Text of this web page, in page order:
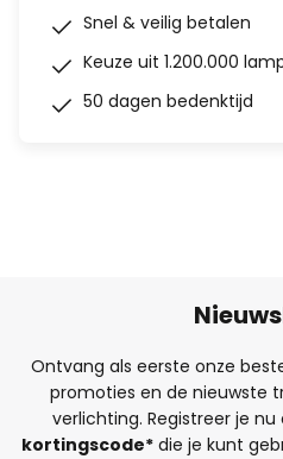
Snel & veilig betalen
Keuze uit 1.200.000
50 dagen bedenktijd
Ontvang als eerste onze
promoties en de nieuwste
verlichting. Registreer je
kortingscode*die je kunt